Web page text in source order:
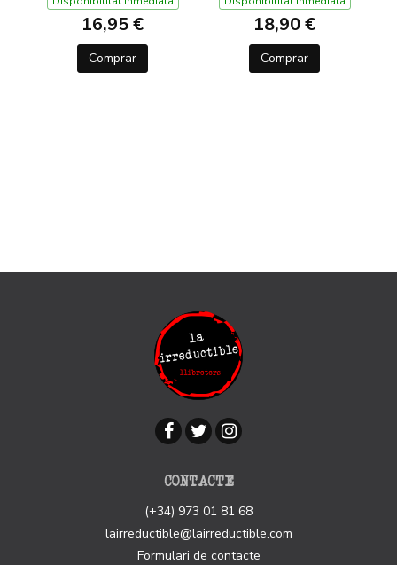
16,95 €
Comprar
18,90 €
Comprar
CONTACTE
(+34) 973 01 81 68
lairreductible@lairreductible.com
Formulari de contacte